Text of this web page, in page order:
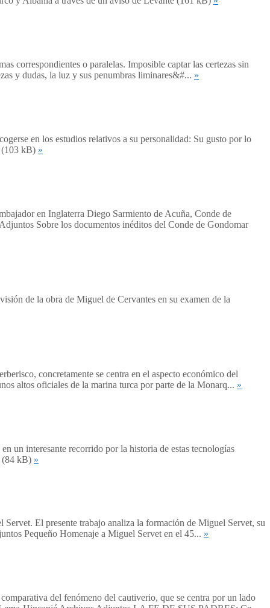
correspondientes o paralelas. Imposible captar las certezas sin
y dudas, la luz y sus penumbras liminares&#... »
en los estudios relativos a su personalidad: Su gusto por lo
(103 kB) »
en Inglaterra Diego Sarmiento de Acuña, Conde de
Sobre los documentos inéditos del Conde de Gondomar
de la obra de Miguel de Cervantes en su examen de la
concretamente se centra en el aspecto económico del
altos oficiales de la marina turca por parte de la Monarq... »
un interesante recorrido por la historia de estas tecnologías
(84 kB) »
El presente trabajo analiza la formación de Miguel Servet, su
Pequeño Homenaje a Miguel Servet en el 45... »
del fenómeno del cautiverio, que se centra por un lado